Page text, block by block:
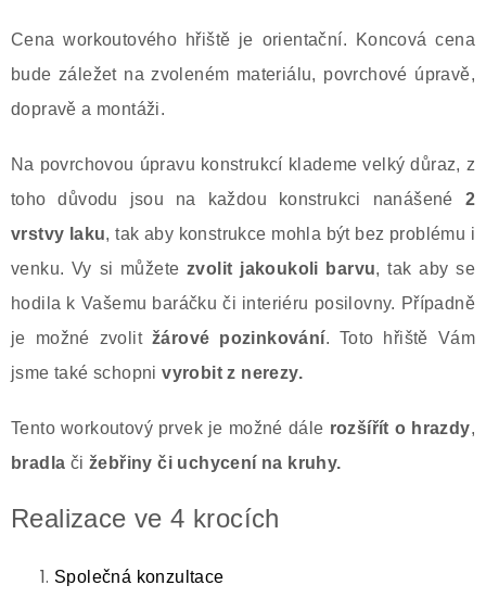
Cena workoutového hřiště je orientační. Koncová cena
bude záležet na zvoleném materiálu, povrchové úpravě,
dopravě a montáži.
Na povrchovou úpravu konstrukcí klademe velký důraz, z
toho důvodu jsou na každou konstrukci nanášené 2
vrstvy laku, tak aby konstrukce mohla být bez problému i
venku. Vy si můžetezvolit jakoukoli barvu, tak aby se
hodila k Vašemu baráčku či interiéru posilovny. Případně
je možné zvolit žárové pozinkování. Toto hřiště Vám
jsme také schopnivyrobit z nerezy.
Tento workoutový prvek je možné dále rozšířít o hrazdy,
bradla čižebřiny či uchycení na kruhy.
Realizace ve 4 krocích
Společná konzultace